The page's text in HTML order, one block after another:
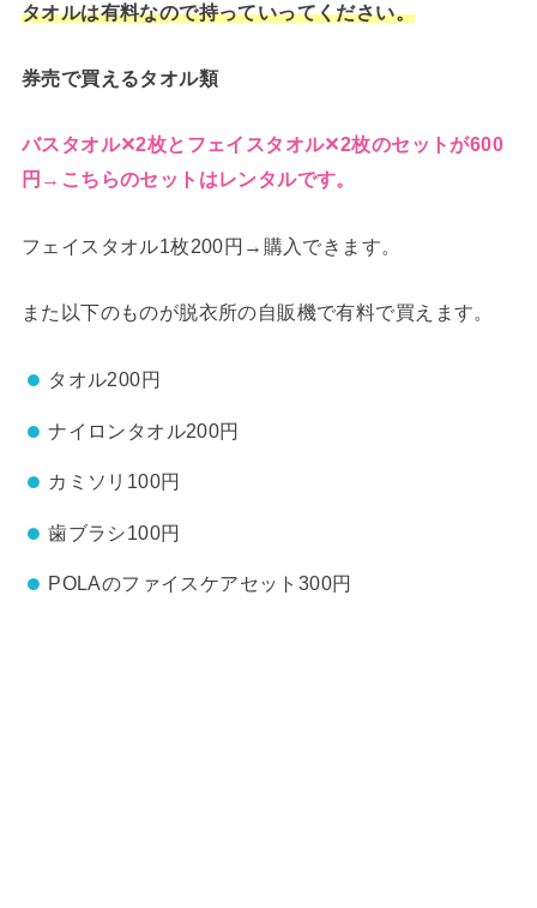
タオルは有料なので持っていってください。
券売で買えるタオル類
バスタオル✕2枚とフェイスタオル✕2枚のセットが600
円→こちらのセットはレンタルです。
フェイスタオル1枚200円→購入できます。
また以下のものが脱衣所の自販機で有料で買えます。
タオル200円
ナイロンタオル200円
カミソリ100円
歯ブラシ100円
POLAのファイスケアセット300円